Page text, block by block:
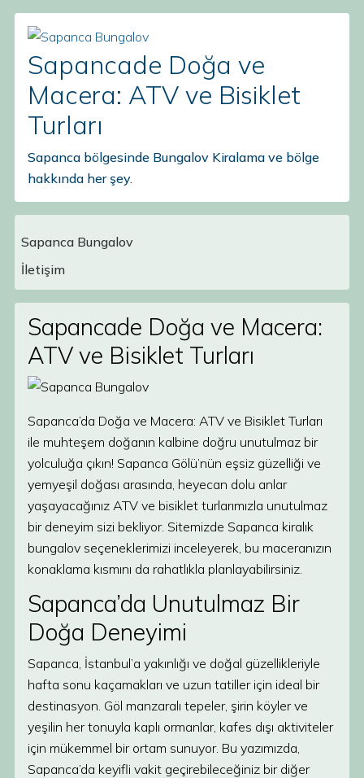
Sapancade Doğa ve
Macera: ATV ve Bisiklet
Turları
Sapanca bölgesinde Bungalov Kiralama ve bölge
hakkında her şey.
Main Navigation
Sapanca Bungalov
İletişim
Sapancade Doğa ve Macera:
ATV ve Bisiklet Turları
Sapanca’da Doğa ve Macera: ATV ve Bisiklet Turları
ile muhteşem doğanın kalbine doğru unutulmaz bir
yolculuğa çıkın! Sapanca Gölü’nün eşsiz güzelliği ve
yemyeşil doğası arasında, heyecan dolu anlar
yaşayacağınız ATV ve bisiklet turlarımızla unutulmaz
bir deneyim sizi bekliyor. Sitemizde Sapanca kiralık
bungalov seçeneklerimizi inceleyerek, bu maceranızın
konaklama kısmını da rahatlıkla planlayabilirsiniz.
Sapanca’da Unutulmaz Bir
Doğa Deneyimi
Sapanca, İstanbul’a yakınlığı ve doğal güzellikleriyle
hafta sonu kaçamakları ve uzun tatiller için ideal bir
destinasyon. Göl manzaralı tepeler, şirin köyler ve
yeşilin her tonuyla kaplı ormanlar, kafes dışı aktiviteler
için mükemmel bir ortam sunuyor. Bu yazımızda,
Sapanca’da keyifli vakit geçirebileceğiniz bir diğer